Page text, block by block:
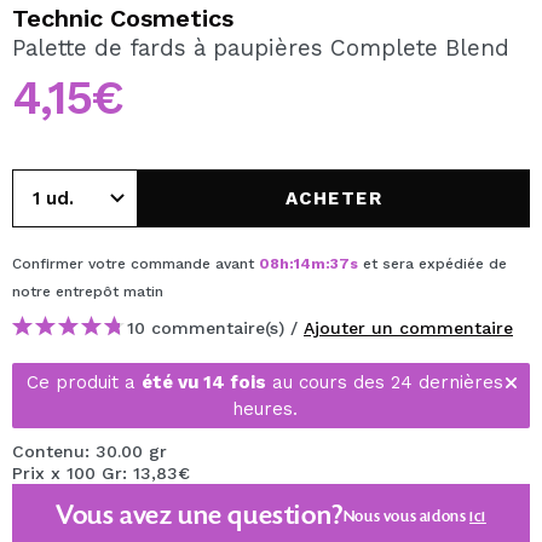
En créant un compte sur Maquibeauty.fr vous pourrez
effectuer vos achats rapidement, vérifier l'état de vos
commandes et consulter vos opérations précédentes.
CRÉER UN COMPTE
Technic Cosmetics
Palette de fards à paupières Complete Blend
4,15€
ACHETER
Confirmer votre commande avant 08h:14m:37s et sera expédiée de
notre entrepôt matin
10 commentaire(s) / Ajouter un commentaire
Ce produit a été vu 14 fois au cours des 24 dernières
heures.
Contenu: 30.00 gr
Prix x 100 Gr: 13,83€
Vous avez une question?Nous vous aidonsici